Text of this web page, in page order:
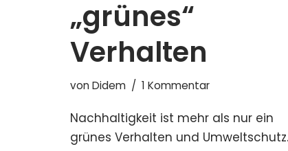
„grünes“
Verhalten
vonDidem 1 Kommentar
Nachhaltigkeit ist mehr als nur ein
grünes Verhalten und